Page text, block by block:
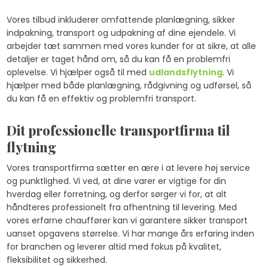
Vores tilbud inkluderer omfattende planlægning, sikker
indpakning, transport og udpakning af dine ejendele. Vi
arbejder tæt sammen med vores kunder for at sikre, at alle
detaljer er taget hånd om, så du kan få en problemfri
oplevelse. Vi hjælper også til med ​ udlandsflytning. Vi
hjælper med både planlægning, rådgivning og udførsel, så
du kan få en effektiv og problemfri transport.
Dit professionelle transportfirma til
flytning
Vores transportfirma sætter en ære i at levere høj service
og punktlighed. Vi ved, at dine varer er vigtige for din
hverdag eller forretning, og derfor sørger vi for, at alt
håndteres professionelt fra afhentning til levering. Med
vores erfarne chauffører kan vi garantere sikker transport
uanset opgavens størrelse. Vi har mange års erfaring inden
for branchen og leverer altid med fokus på kvalitet,
fleksibilitet og sikkerhed.